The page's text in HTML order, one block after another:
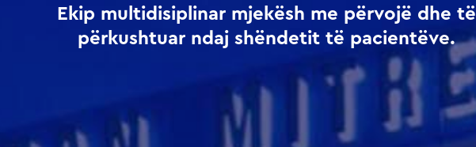
Ekip multidisiplinar mjekësh me përvojë dhe të
përkushtuar ndaj shëndetit të pacientëve.